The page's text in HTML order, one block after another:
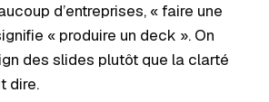
d’entreprises, « faire une
« produire un deck ». On
des slides plutôt que la clarté
dire.